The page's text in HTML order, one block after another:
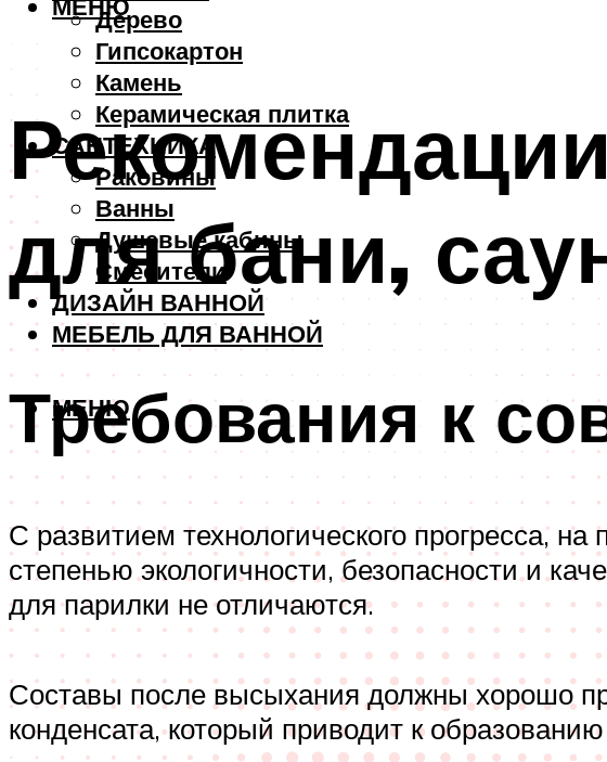
Дерево
Гипсокартон
Камень
Керамическая плитка
САНТЕХНИКА
Раковины
Ванны
Душевые кабины
Смесители
ДИЗАЙН ВАННОЙ
МЕБЕЛЬ ДЛЯ ВАННОЙ
МЕНЮ
МЕНЮ
для бани,
Требования к
С развитием технологического прогресса,
степенью экологичности, безопасности и
для парилки не отличаются.
Составы после высыхания должны хорошо
конденсата, который приводит к